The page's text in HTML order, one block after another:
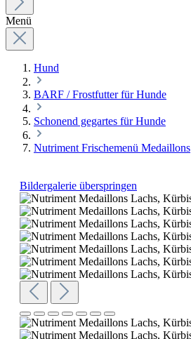
Menü
Hund
BARF / Frostfutter für Hunde
Schonend gegartes für Hunde
Nutriment Frischemenü Medaillons
Bildergalerie überspringen